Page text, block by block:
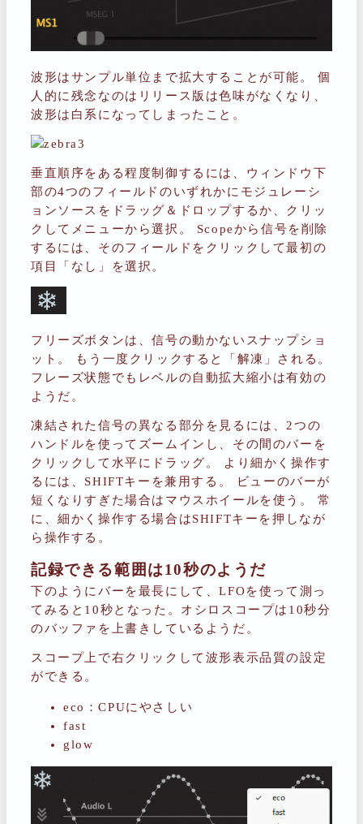
波形はサンプル単位まで拡大することが可能。 個
人的に残念なのはリリース版は色味がなくなり、
波形は白系になってしまったこと。
垂直順序をある程度制御するには、ウィンドウ下
部の4つのフィールドのいずれかにモジュレーシ
ョンソースをドラッグ＆ドロップするか、クリッ
クしてメニューから選択。 Scopeから信号を削除
するには、そのフィールドをクリックして最初の
項目「なし」を選択。
フリーズボタンは、信号の動かないスナップショ
ット。 もう一度クリックすると「解凍」される。
フレーズ状態でもレベルの自動拡大縮小は有効の
ようだ。
凍結された信号の異なる部分を見るには、2つの
ハンドルを使ってズームインし、その間のバーを
クリックして水平にドラッグ。 より細かく操作す
るには、SHIFTキーを兼用する。 ビューのバーが
短くなりすぎた場合はマウスホイールを使う。 常
に、細かく操作する場合はSHIFTキーを押しなが
ら操作する。
記録できる範囲は10秒のようだ
下のようにバーを最長にして、LFOを使って測っ
てみると10秒となった。オシロスコープは10秒分
のバッファを上書きしているようだ。
スコープ上で右クリックして波形表示品質の設定
ができる。
eco：CPUにやさしい
fast
glow